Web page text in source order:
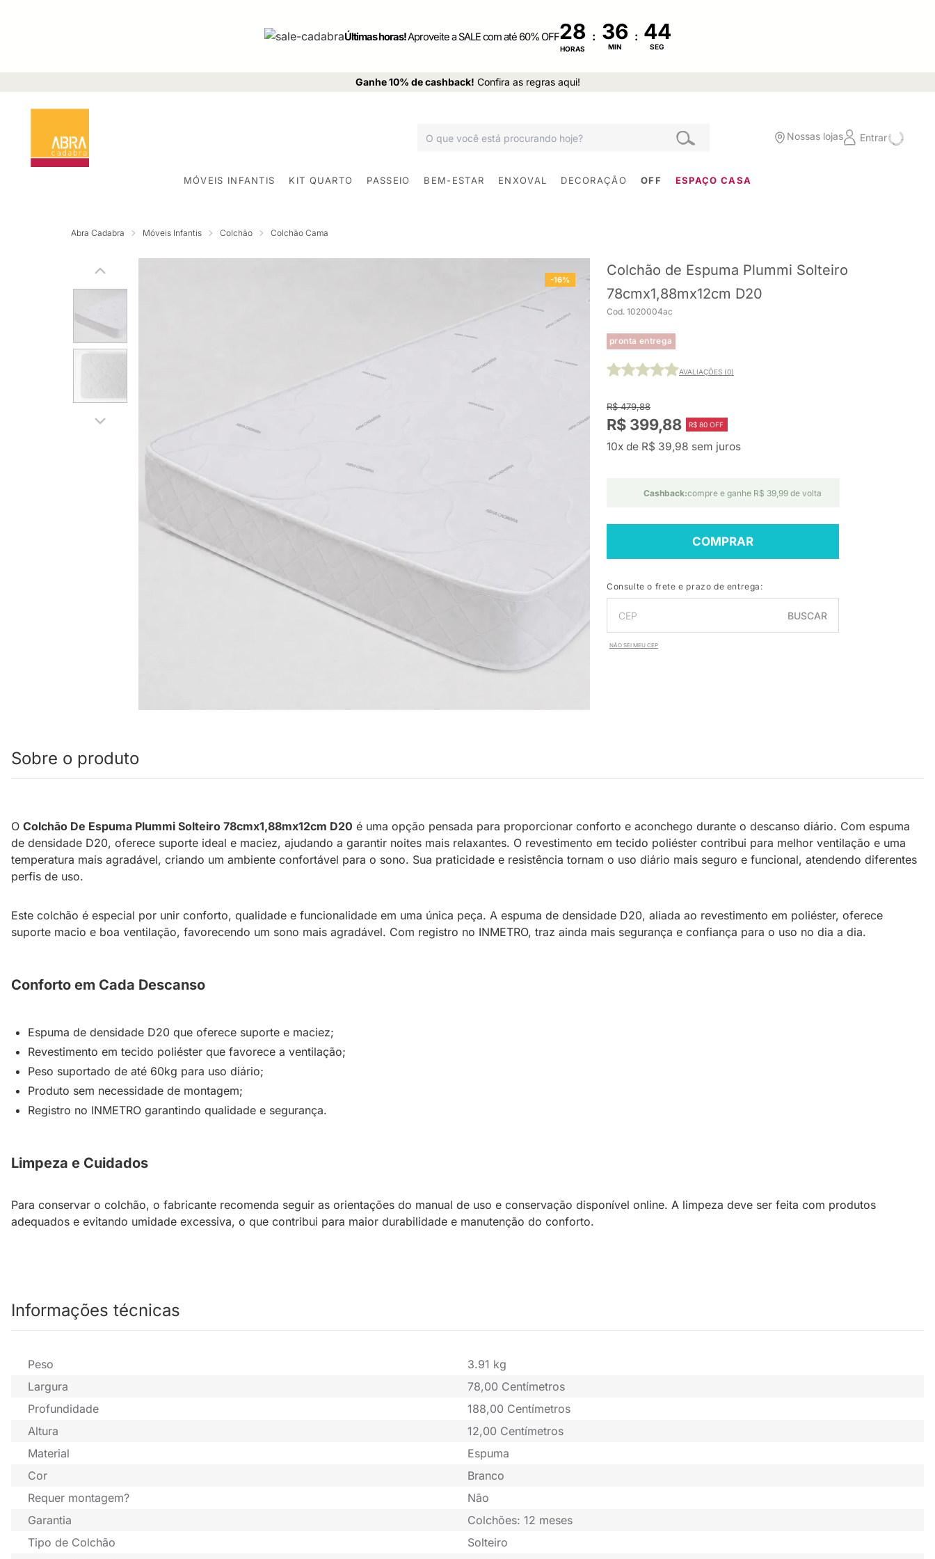
Últimas horas!Aproveite a SALE com até 60% OFF28
HORAS
:
MIN
:
SEG
Ganhe 10% de cashback! Confira as regras aqui!
Nossas lojas Entrar
MÓVEIS INFANTIS KIT QUARTO PASSEIO BEM-ESTAR ENXOVAL DECORAÇÃO OFF ESPAÇO CASA
Abra Cadabra Móveis Infantis Colchão Colchão Cama
-16%
Colchão de Espuma Plummi Solteiro
78cmx1,88mx12cm D20
Cod. 1020004ac
pronta entrega
AVALIAÇÕES (0)
R$ 479,88
R$ 399,88 R$ 80 OFF
10x de R$ 39,98 sem juros
Cashback:compre e ganhe R$ 39,99 de volta
COMPRAR
Consulte o frete e prazo de entrega:
BUSCAR
NÃO SEI MEU CEP
Sobre o produto
O Colchão De Espuma Plummi Solteiro 78cmx1,88mx12cm D20 é uma opção pensada para proporcionar conforto e aconchego durante o descanso diário. Com espuma
de densidade D20, oferece suporte ideal e maciez, ajudando a garantir noites mais relaxantes. O revestimento em tecido poliéster contribui para melhor ventilação e uma
temperatura mais agradável, criando um ambiente confortável para o sono. Sua praticidade e resistência tornam o uso diário mais seguro e funcional, atendendo diferentes
perfis de uso.
Este colchão é especial por unir conforto, qualidade e funcionalidade em uma única peça. A espuma de densidade D20, aliada ao revestimento em poliéster, oferece
suporte macio e boa ventilação, favorecendo um sono mais agradável. Com registro no INMETRO, traz ainda mais segurança e confiança para o uso no dia a dia.
Conforto em Cada Descanso
Espuma de densidade D20 que oferece suporte e maciez;
Revestimento em tecido poliéster que favorece a ventilação;
Peso suportado de até 60kg para uso diário;
Produto sem necessidade de montagem;
Registro no INMETRO garantindo qualidade e segurança.
Limpeza e Cuidados
Para conservar o colchão, o fabricante recomenda seguir as orientações do manual de uso e conservação disponível online. A limpeza deve ser feita com produtos
adequados e evitando umidade excessiva, o que contribui para maior durabilidade e manutenção do conforto.
Informações técnicas
Peso
3.91 kg
Largura
78,00 Centímetros
Profundidade
188,00 Centímetros
Altura
12,00 Centímetros
Material
Espuma
Cor
Branco
Requer montagem?
Não
Garantia
Colchões: 12 meses
Tipo de Colchão
Solteiro